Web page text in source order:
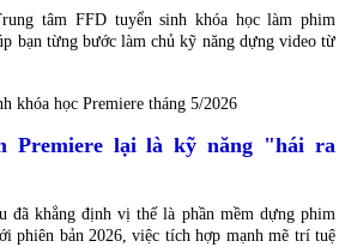
tâm FFD tuyển sinh khóa học làm phim
bạn từng bước làm chủ kỹ năng dựng video từ
Premiere lại là kỹ năng "hái ra
đã khẳng định vị thế là phần mềm dựng phim
phiên bản 2026, việc tích hợp mạnh mẽ trí tuệ